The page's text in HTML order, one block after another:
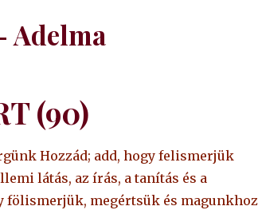
Adelma
(90)
Hozzád; add, hogy felismerjük
látás, az írás, a tanítás és a
fölismerjük, megértsük és magunkhoz